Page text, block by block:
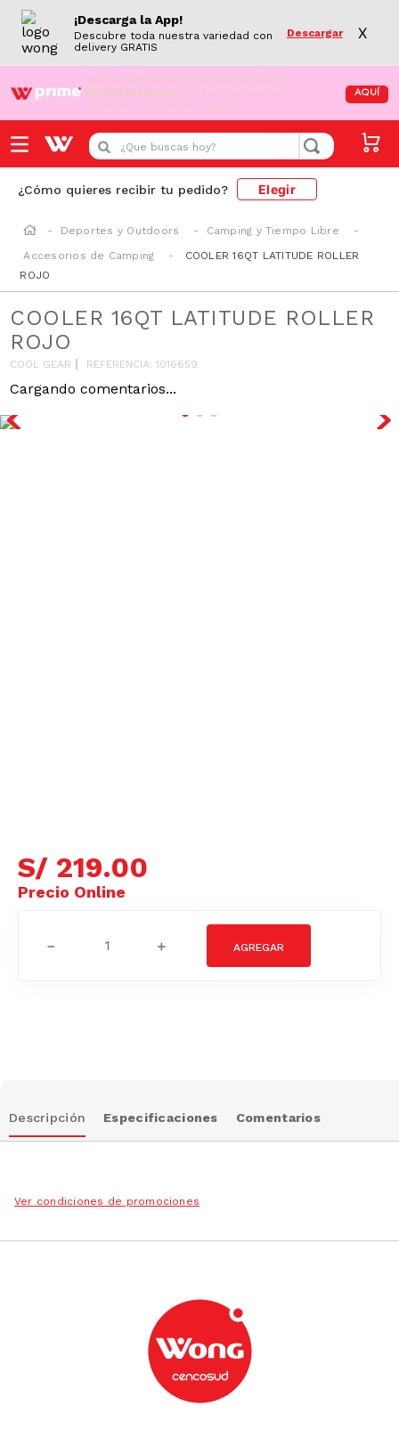
¡Descarga la App!
Descubre toda nuestra variedad con
delivery GRATIS
Descargar X
¡Aún no eres Wong Prime! Aprovecha el
DESPACHO GRATIS en tus compras de
supermercado desde S/79.90
AQUÍ
¿Que buscas hoy?
¿Cómo quieres recibir tu pedido? Elegir
Deportes y Outdoors
Camping y Tiempo Libre
Accesorios de Camping
COOLER 16QT LATITUDE ROLLER
ROJO
COOLER 16QT LATITUDE ROLLER
ROJO
COOL GEAR REFERENCIA:1016659
S/ 219 00